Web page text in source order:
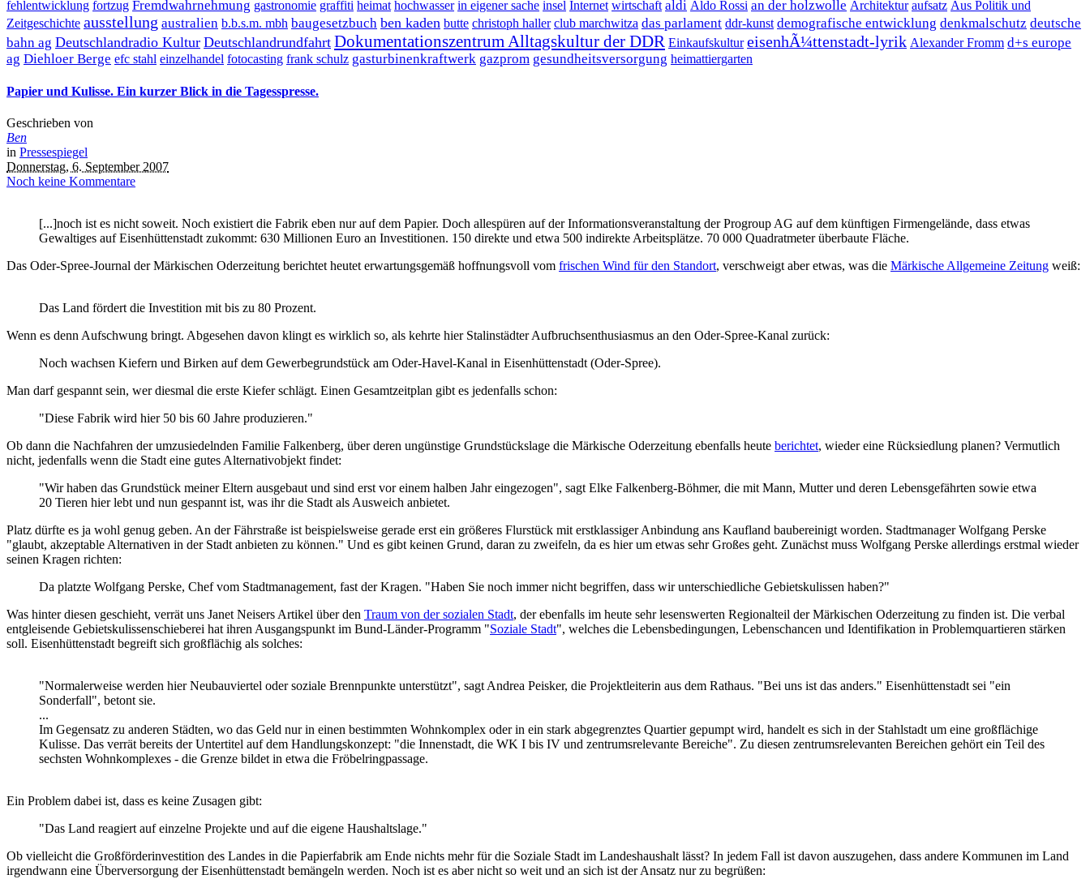
fehlentwicklung fortzug Fremdwahrnehmung gastronomie graffiti heimat hochwasser in eigener sache insel Internet wirtschaft aldi Aldo Rossi an der holzwolle Architektur aufsatz Aus Politik und
Zeitgeschichte ausstellung australien b.b.s.m. mbh baugesetzbuch ben kaden butte christoph haller club marchwitza das parlament ddr-kunst demografische entwicklung denkmalschutz deutsche
bahn ag Deutschlandradio Kultur Deutschlandrundfahrt Dokumentationszentrum Alltagskultur der DDR Einkaufskultur eisenhÃ¼ttenstadt-lyrik Alexander Fromm d+s europe
ag Diehloer Berge efc stahl einzelhandel fotocasting frank schulz gasturbinenkraftwerk gazprom gesundheitsversorgung heimattiergarten
Papier und Kulisse. Ein kurzer Blick in die Tagesspresse.
Geschrieben von
Ben
in Pressespiegel
Donnerstag, 6. September 2007
Noch keine Kommentare
[...]noch ist es nicht soweit. Noch existiert die Fabrik eben nur auf dem Papier. Doch allespüren auf der Informationsveranstaltung der Progroup AG auf dem künftigen Firmengelände, dass etwas
Gewaltiges auf Eisenhüttenstadt zukommt: 630 Millionen Euro an Investitionen. 150 direkte und etwa 500 indirekte Arbeitsplätze. 70 000 Quadratmeter überbaute Fläche.
Das Oder-Spree-Journal der Märkischen Oderzeitung berichtet heutet erwartungsgemäß hoffnungsvoll vom frischen Wind für den Standort, verschweigt aber etwas, was die Märkische Allgemeine Zeitung weiß:
Das Land fördert die Investition mit bis zu 80 Prozent.
Wenn es denn Aufschwung bringt. Abgesehen davon klingt es wirklich so, als kehrte hier Stalinstädter Aufbruchsenthusiasmus an den Oder-Spree-Kanal zurück:
Noch wachsen Kiefern und Birken auf dem Gewerbegrundstück am Oder-Havel-Kanal in Eisenhüttenstadt (Oder-Spree).
Man darf gespannt sein, wer diesmal die erste Kiefer schlägt. Einen Gesamtzeitplan gibt es jedenfalls schon:
"Diese Fabrik wird hier 50 bis 60 Jahre produzieren."
Ob dann die Nachfahren der umzusiedelnden Familie Falkenberg, über deren ungünstige Grundstückslage die Märkische Oderzeitung ebenfalls heute berichtet, wieder eine Rücksiedlung planen? Vermutlich
nicht, jedenfalls wenn die Stadt eine gutes Alternativobjekt findet:
"Wir haben das Grundstück meiner Eltern ausgebaut und sind erst vor einem halben Jahr eingezogen", sagt Elke Falkenberg-Böhmer, die mit Mann, Mutter und deren Lebensgefährten sowie etwa
20 Tieren hier lebt und nun gespannt ist, was ihr die Stadt als Ausweich anbietet.
Platz dürfte es ja wohl genug geben. An der Fährstraße ist beispielsweise gerade erst ein größeres Flurstück mit erstklassiger Anbindung ans Kaufland baubereinigt worden. Stadtmanager Wolfgang Perske
"glaubt, akzeptable Alternativen in der Stadt anbieten zu können." Und es gibt keinen Grund, daran zu zweifeln, da es hier um etwas sehr Großes geht. Zunächst muss Wolfgang Perske allerdings erstmal wieder
seinen Kragen richten:
Da platzte Wolfgang Perske, Chef vom Stadtmanagement, fast der Kragen. "Haben Sie noch immer nicht begriffen, dass wir unterschiedliche Gebietskulissen haben?"
Was hinter diesen geschieht, verrät uns Janet Neisers Artikel über den Traum von der sozialen Stadt, der ebenfalls im heute sehr lesenswerten Regionalteil der Märkischen Oderzeitung zu finden ist. Die verbal
entgleisende Gebietskulissenschieberei hat ihren Ausgangspunkt im Bund-Länder-Programm "Soziale Stadt", welches die Lebensbedingungen, Lebenschancen und Identifikation in Problemquartieren stärken
soll. Eisenhüttenstadt begreift sich großflächig als solches:
"Normalerweise werden hier Neubauviertel oder soziale Brennpunkte unterstützt", sagt Andrea Peisker, die Projektleiterin aus dem Rathaus. "Bei uns ist das anders." Eisenhüttenstadt sei "ein
Sonderfall", betont sie.
...
Im Gegensatz zu anderen Städten, wo das Geld nur in einen bestimmten Wohnkomplex oder in ein stark abgegrenztes Quartier gepumpt wird, handelt es sich in der Stahlstadt um eine großflächige
Kulisse. Das verrät bereits der Untertitel auf dem Handlungskonzept: "die Innenstadt, die WK I bis IV und zentrumsrelevante Bereiche". Zu diesen zentrumsrelevanten Bereichen gehört ein Teil des
sechsten Wohnkomplexes - die Grenze bildet in etwa die Fröbelringpassage.
Ein Problem dabei ist, dass es keine Zusagen gibt:
"Das Land reagiert auf einzelne Projekte und auf die eigene Haushaltslage."
Ob vielleicht die Großförderinvestition des Landes in die Papierfabrik am Ende nichts mehr für die Soziale Stadt im Landeshaushalt lässt? In jedem Fall ist davon auszugehen, dass andere Kommunen im Land
irgendwann eine Überversorgung der Eisenhüttenstadt bemängeln werden. Noch ist es aber nicht so weit und an sich ist der Ansatz nur zu begrüßen: